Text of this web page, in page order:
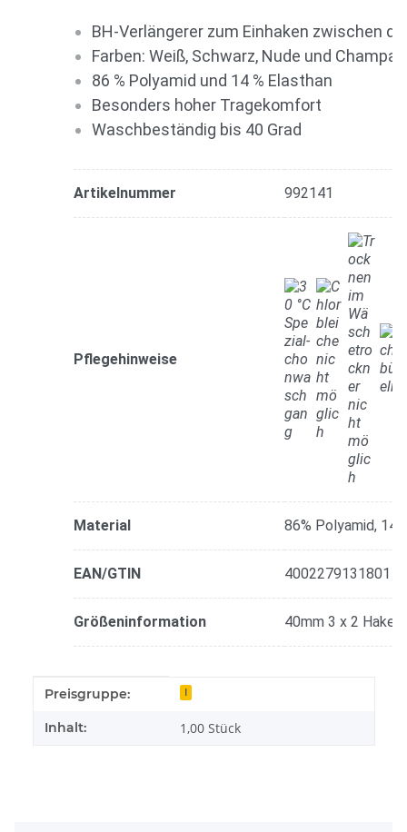
BH-Verlängerer zum Einhaken zwischen
Farben: Weiß, Schwarz, Nude und
86 % Polyamid und 14 % Elasthan
Besonders hoher Tragekomfort
Waschbeständig bis 40 Grad
Artikelnummer 992141
Pflegehinweise
Material 86% Polyamid,
EAN/GTIN 4002279131801
Größeninformation 40mm 3 x 2 Haken
Produkteigenschaft
Wert
Preisgruppe: I
Inhalt: 1,00 Stück